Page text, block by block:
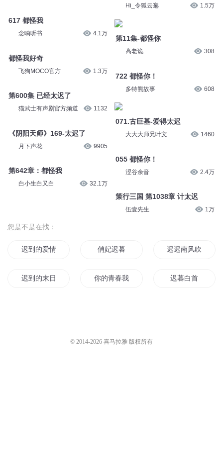
617 都怪我
念响听书 4.1万
都怪我好奇
飞狗MOCO官方 1.3万
第600集 已经太迟了
猫武士有声剧官方频道 1132
《阴阳天师》169-太迟了
月下声花 9905
第642章：都怪我
白小生白又白 32.1万
Hi_令狐云邈 1.5万
第11集-都怪你
高老诡 308
722 都怪你！
多特熊故事 608
071.古巨基-爱得太迟
大大大师兄叶文 1460
055 都怪你！
涩谷余音 2.4万
策行三国 第1038章 计太迟
伍壹先生 1万
您是不是在找：
迟到的爱情美人迟暮 俏妃迟暮 迟迟南风吹
迟到的末日 你的青春我迟到的时光 迟暮白首
© 2014-2026 喜马拉雅 版权所有